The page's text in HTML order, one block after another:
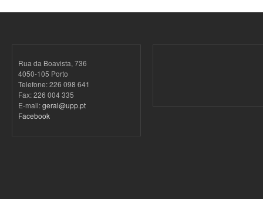
Rua da Boavista, 736
4050-105 Porto
Telefone: 226 098 641
Fax: 226 004 335
E-mail:geral@upp.pt
Facebook